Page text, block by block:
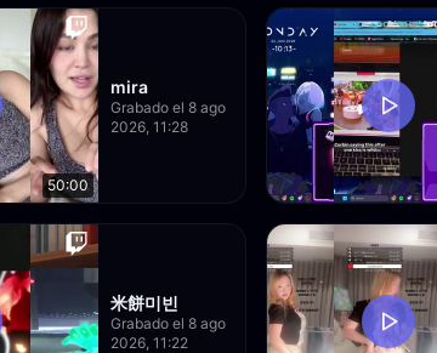
50:00
mira
Grabado el 8 ago
2026, 11:28
米餅미빈
Grabado el 8 ago
2026, 11:22